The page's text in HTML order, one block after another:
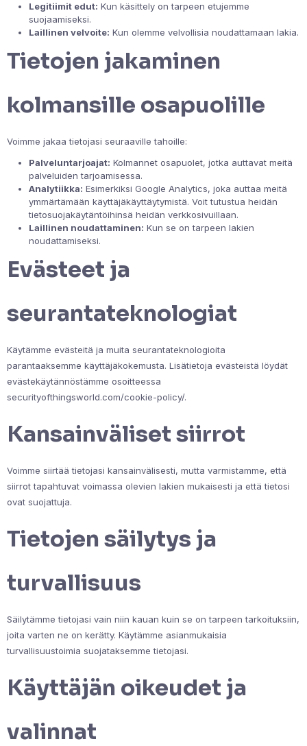
Legitiimit edut: Kun käsittely on tarpeen etujemme
suojaamiseksi.
Laillinen velvoite: Kun olemme velvollisia noudattamaan lakia.
Tietojen jakaminen
kolmansille osapuolille
Voimme jakaa tietojasi seuraaville tahoille:
Palveluntarjoajat: Kolmannet osapuolet, jotka auttavat meitä
palveluiden tarjoamisessa.
Analytiikka: Esimerkiksi Google Analytics, joka auttaa meitä
ymmärtämään käyttäjäkäyttäytymistä. Voit tutustua heidän
tietosuojakäytäntöihinsä heidän verkkosivuillaan.
Laillinen noudattaminen: Kun se on tarpeen lakien
noudattamiseksi.
Evästeet ja
seurantateknologiat
Käytämme evästeitä ja muita seurantateknologioita
parantaaksemme käyttäjäkokemusta. Lisätietoja evästeistä löydät
evästekäytännöstämme osoitteessa
securityofthingsworld.com/cookie-policy/.
Kansainväliset siirrot
Voimme siirtää tietojasi kansainvälisesti, mutta varmistamme, että
siirrot tapahtuvat voimassa olevien lakien mukaisesti ja että tietosi
ovat suojattuja.
Tietojen säilytys ja
turvallisuus
Säilytämme tietojasi vain niin kauan kuin se on tarpeen tarkoituksiin,
joita varten ne on kerätty. Käytämme asianmukaisia
turvallisuustoimia suojataksemme tietojasi.
Käyttäjän oikeudet ja
valinnat